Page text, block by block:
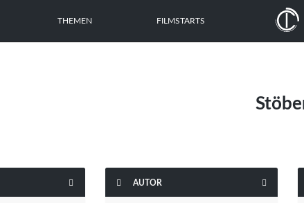
THEMEN FILMSTARTS
  AUTOR 